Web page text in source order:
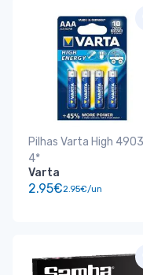
Pilhas Varta High 4903
4*
Varta
2.95€2.95€/un